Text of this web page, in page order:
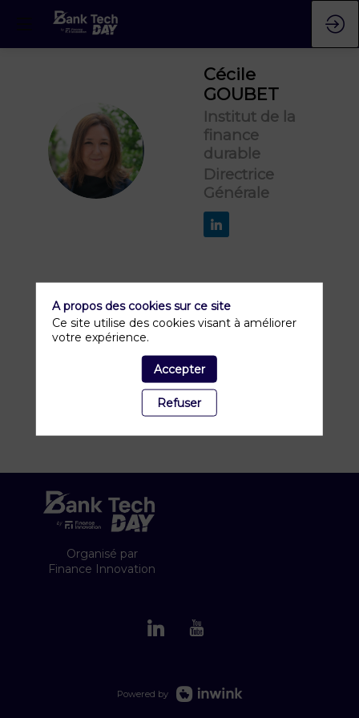
CG
Cécile
GOUBET
Institut de la
finance
durable
Directrice
Générale
Organisé par
Finance Innovation
Powered by
A propos des cookies sur ce site
Ce site utilise des cookies visant à améliorer
votre expérience.
Accepter
Refuser